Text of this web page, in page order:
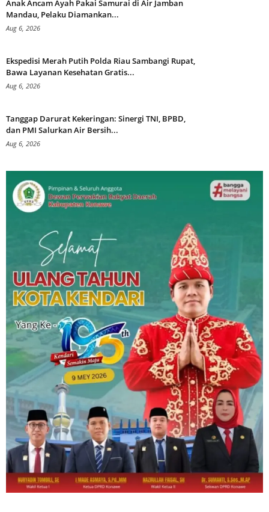
Anak Ancam Ayah Pakai Samurai di Air Jamban
Mandau, Pelaku Diamankan...
Aug 6, 2026
Ekspedisi Merah Putih Polda Riau Sambangi Rupat,
Bawa Layanan Kesehatan Gratis...
Aug 6, 2026
Tanggap Darurat Kekeringan: Sinergi TNI, BPBD,
dan PMI Salurkan Air Bersih...
Aug 6, 2026